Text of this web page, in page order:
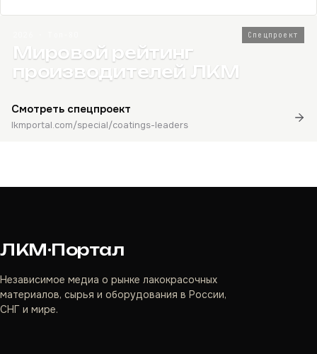
Спецпроект
Мировой рейтинг
производителей ЛКМ
Смотреть спецпроект
lkmportal.com/special/coatings-leaders
ЛКМ·Портал
Независимое медиа о рынке лакокрасочных
материалов, сырья и оборудования в России,
СНГ и мире.